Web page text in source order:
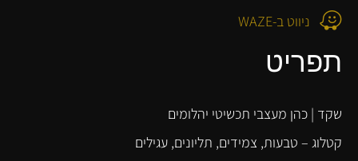
ניווט ב-WAZE
תפריט
שקד | כהן מעצבי תכשיטי יהלומים
קטלוג – טבעות, צמידים, תליונים, עגילים